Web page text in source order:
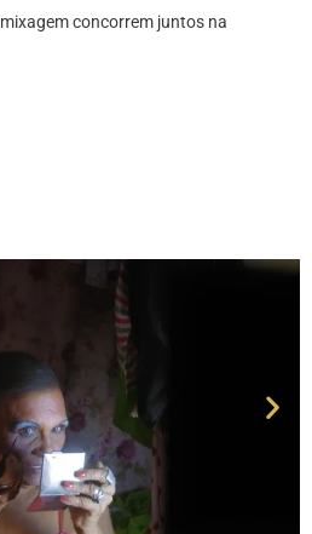
concorrem juntos na